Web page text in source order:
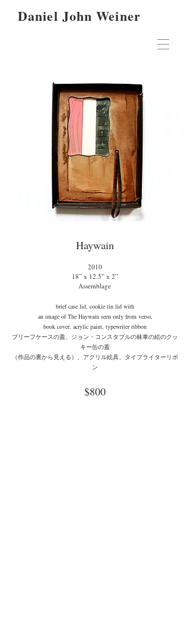
Daniel John Weiner
Haywain
2010
18” x 12.5” x 2”
Assemblage
brief case lid, cookie tin lid with
an image of The Haywain seen only from verso,
book cover, acrylic paint, typewriter ribbon
ブリーフケースの蓋、ジョン・コンスタブルの秣車の絵のクッ
キー缶の蓋
（作品の裏から見える）、アクリル絵具、タイプライターリボ
ン
$800